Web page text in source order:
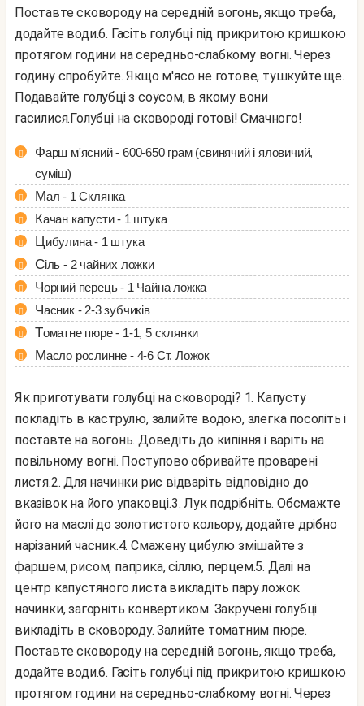
Поставте сковороду на середній вогонь, якщо треба,
додайте води.6. Гасіть голубці під прикритою кришкою
протягом години на середньо-слабкому вогні. Через
годину спробуйте. Якщо м'ясо не готове, тушкуйте ще.
Подавайте голубці з соусом, в якому вони
гасилися.Голубці на сковороді готові!Смачного!
Фарш м'ясний - 600-650 грам (свинячий і яловичий,
суміш)
Мал - 1 Склянка
Качан капусти - 1 штука
Цибулина - 1 штука
Сіль - 2 чайних ложки
Чорний перець - 1 Чайна ложка
Часник - 2-3 зубчиків
Томатне пюре - 1-1, 5 склянки
Масло рослинне - 4-6 Ст. Ложок
Як приготувати голубці на сковороді? 1. Капусту
покладіть в каструлю, залийте водою, злегка посоліть і
поставте на вогонь. Доведіть до кипіння і варіть на
повільному вогні. Поступово обривайте проварені
листя.2. Для начинки рис відваріть відповідно до
вказівок на його упаковці.3. Лук подрібніть. Обсмажте
його на маслі до золотистого кольору, додайте дрібно
нарізаний часник.4. Смажену цибулю змішайте з
фаршем, рисом, паприка, сіллю, перцем.5. Далі на
центр капустяного листа викладіть пару ложок
начинки, загорніть конвертиком. Закручені голубці
викладіть в сковороду. Залийте томатним пюре.
Поставте сковороду на середній вогонь, якщо треба,
додайте води.6. Гасіть голубці під прикритою кришкою
протягом години на середньо-слабкому вогні. Через